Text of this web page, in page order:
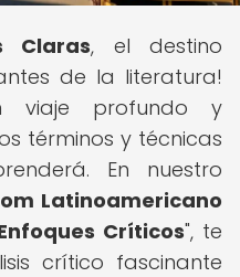
Claras, el destino
de la literatura!
viaje profundo y
términos y técnicas
En nuestro
Latinoamericano
Críticos", te
crítico fascinante